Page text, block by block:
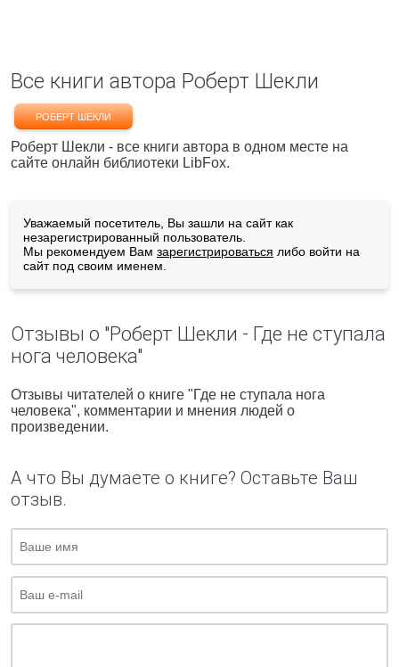
Все книги автора Роберт Шекли
РОБЕРТ ШЕКЛИ
Роберт Шекли - все книги автора в одном месте на
сайте онлайн библиотеки LibFox.
Уважаемый посетитель, Вы зашли на сайт как
незарегистрированный пользователь.
Мы рекомендуем Вам зарегистрироваться либо войти на
сайт под своим именем.
Отзывы о "Роберт Шекли - Где не ступала
нога человека"
Отзывы читателей о книге "Где не ступала нога
человека", комментарии и мнения людей о
произведении.
А что Вы думаете о книге? Оставьте Ваш
отзыв.